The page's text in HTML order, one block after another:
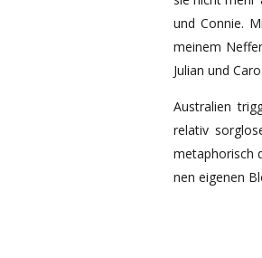
und Connie.
meinem
Julian und
Australien
relativ
metaphorisch
nen eigenen